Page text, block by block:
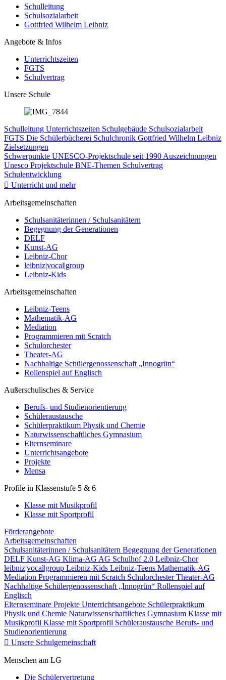
Schulleitung
Schulsozialarbeit
Gottfried Wilhelm Leibniz
Angebote & Infos
Unterrichtszeiten
FGTS
Schulvertrag
Unsere Schule
Schulleitung Unterrichtszeiten Schulgebäude Schulsozialarbeit
FGTS Die Schülerbücherei Schulchronik Gottfried Wilhelm Leibniz
Zielsetzungen
Schwerpunkte UNESCO-Projektschule seit 1990 Auszeichnungen
Unesco Projektschule BNE-Themen Schulvertrag
Schulentwicklung
Unterricht und mehr
Arbeitsgemeinschaften
Schulsanitäterinnen / Schulsanitätern
Begegnung der Generationen
DELF
Kunst-AG
Leibniz-Chor
leibniz|vocal|group
Leibniz-Kids
Arbeitsgemeinschaften
Leibniz-Teens
Mathematik-AG
Mediation
Programmieren mit Scratch
Schulorchester
Theater-AG
Nachhaltige Schülergenossenschaft „Innogrün“
Rollenspiel auf Englisch
Außerschulisches & Service
Berufs- und Studienorientierung
Schüleraustausche
Schülerpraktikum Physik und Chemie
Naturwissenschaftliches Gymnasium
Elternseminare
Unterrichtsangebote
Projekte
Mensa
Profile in Klassenstufe 5 & 6
Klasse mit Musikprofil
Klasse mit Sportprofil
Förderangebote
Arbeitsgemeinschaften
Schulsanitäterinnen / Schulsanitätern Begegnung der Generationen
DELF Kunst-AG Klima-AG AG Schulhof 2.0 Leibniz-Chor
leibniz|vocal|group Leibniz-Kids Leibniz-Teens Mathematik-AG
Mediation Programmieren mit Scratch SchulorchesterTheater-AG
Nachhaltige Schülergenossenschaft „Innogrün“ Rollenspiel auf
Englisch
Elternseminare Projekte Unterrichtsangebote Schülerpraktikum
Physik und Chemie Naturwissenschaftliches Gymnasium Klasse mit
Musikprofil Klasse mit Sportprofil Schüleraustausche Berufs- und
Studienorientierung
Unsere Schulgemeinschaft
Menschen am LG
Die Schülervertretung